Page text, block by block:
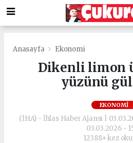
Anasayfa Ekonomi
Dikenli limon
yüzünü
EKONOMI
(İHA) - İhlas Haber Ajansı |
03.03.2026 -
12388+ kez